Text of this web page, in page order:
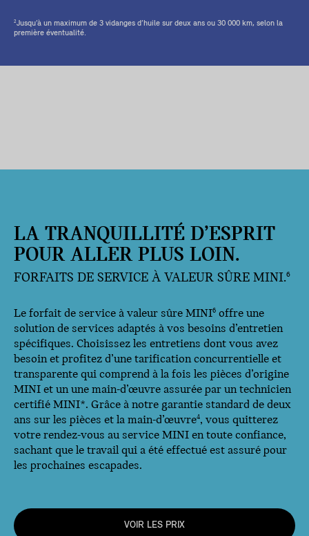
2Jusqu’à un maximum de 3 vidanges d’huile sur deux ans ou 30 000 km, selon la
première éventualité.
LA TRANQUILLITÉ D’ESPRIT
POUR ALLER PLUS LOIN.
FORFAITS DE SERVICE À VALEUR SÛRE MINI.6
Le forfait de service à valeur sûre MINI6 offre une
solution de services adaptés à vos besoins d’entretien
spécifiques. Choisissez les entretiens dont vous avez
besoin et profitez d’une tarification concurrentielle et
transparente qui comprend à la fois les pièces d’origine
MINI et un une main-d’œuvre assurée par un technicien
certifié MINI*. Grâce à notre garantie standard de deux
ans sur les pièces et la main-d’œuvre4, vous quitterez
votre rendez-vous au service MINI en toute confiance,
sachant que le travail qui a été effectué est assuré pour
les prochaines escapades.
VOIR LES PRIX